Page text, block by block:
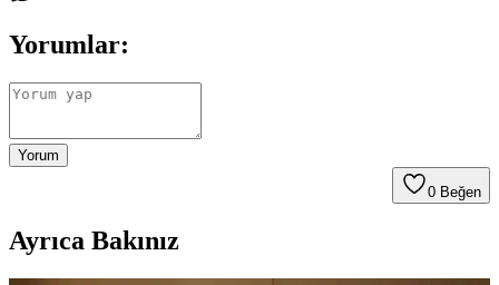
Yorumlar:
Yorum
0 Beğen
Ayrıca Bakınız